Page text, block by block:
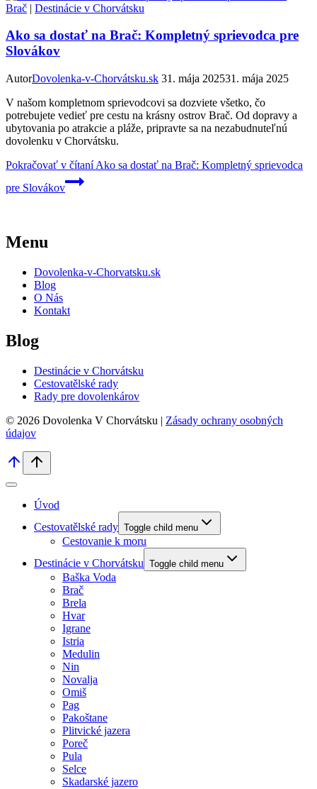
Brač | Destinácie v Chorvátsku
Ako sa dostať na Brač: Kompletný sprievodca pre
Slovákov
AutorDovolenka-v-Chorvátsku.sk 31. mája 202531. mája 2025
V našom kompletnom sprievodcovi sa dozviete všetko, čo
potrebujete vedieť pre cestu na krásny ostrov Brač. Od dopravy a
ubytovania po atrakcie a pláže, pripravte sa na nezabudnuteľnú
dovolenku v Chorvátsku.
Pokračovať v čítaníAko sa dostať na Brač: Kompletný sprievodca
pre Slovákov
Menu
Dovolenka-v-Chorvatsku.sk
Blog
O Nás
Kontakt
Blog
Destinácie v Chorvátsku
Cestovatělské rady
Rady pre dovolenkárov
© 2026 Dovolenka V Chorvátsku | Zásady ochrany osobných
údajov
Úvod
Cestovatělské rady Toggle child menu
Cestovanie k moru
Destinácie v Chorvátsku Toggle child menu
Baška Voda
Brač
Brela
Hvar
Igrane
Istria
Medulin
Nin
Novalja
Omiš
Pag
Pakoštane
Plitvické jazera
Poreč
Pula
Selce
Skadarské jazero